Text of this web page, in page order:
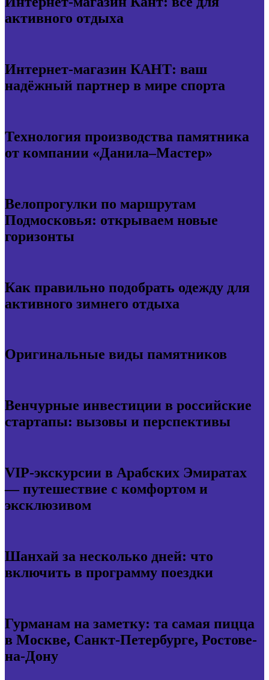
активного отдыха
Интернет-магазин КАНТ: ваш
надёжный партнер в мире спорта
Технология производства памятника
от компании «Данила–Мастер»
Велопрогулки по маршрутам
Подмосковья: открываем новые
горизонты
Как правильно подобрать одежду для
активного зимнего отдыха
Оригинальные виды памятников
Венчурные инвестиции в российские
стартапы: вызовы и перспективы
VIP-экскурсии в Арабских Эмиратах
— путешествие с комфортом и
эксклюзивом
Шанхай за несколько дней: что
включить в программу поездки
Гурманам на заметку: та самая пицца
в Москве, Санкт-Петербурге, Ростове-
на-Дону